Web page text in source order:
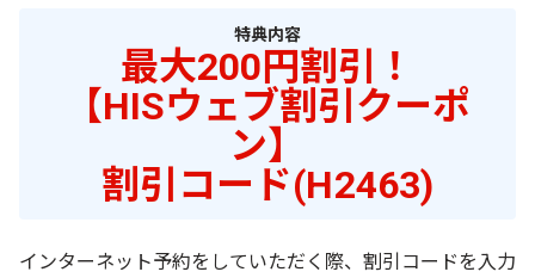
特典内容
最大200円割引！
【HISウェブ割引クーポ
ン】
割引コード(H2463)
インターネット予約をしていただく際、割引コードを入力